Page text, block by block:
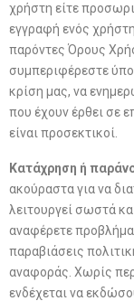
χρήστη είτε
εγγραφή ενός
παρόντες Όρους
συμπεριφέρεστε
κρίση μας, να
που έχουν έρθει σε
είναι προσεκτικοί.
Κατάχρηση ή
ακούραστα για να
λειτουργεί σωστά
αναφέρετε
παραβιάσεις
αναφοράς. Χωρίς
ενδέχεται να